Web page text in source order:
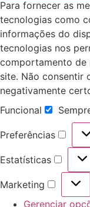
Para fornecer as
tecnologias como
informações do
tecnologias nos
comportamento de
site. Não consentir
negativamente
Funcional
Preferências
Estatísticas
Marketing
Gerenciar